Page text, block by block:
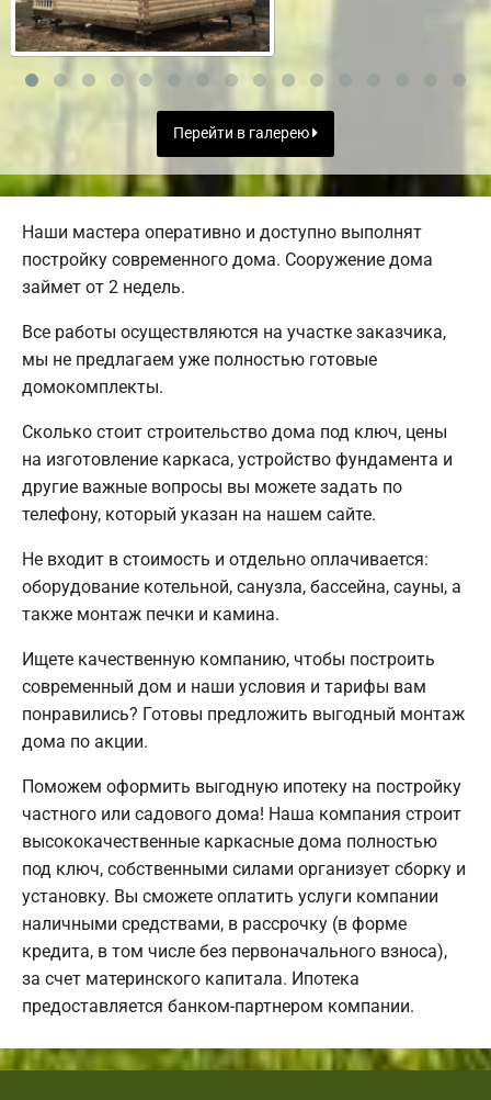
Перейти в галерею
Наши мастера оперативно и доступно выполнят
постройку современного дома. Сооружение дома
займет от 2 недель.
Все работы осуществляются на участке заказчика,
мы не предлагаем уже полностью готовые
домокомплекты.
Сколько стоит строительство дома под ключ, цены
на изготовление каркаса, устройство фундамента и
другие важные вопросы вы можете задать по
телефону, который указан на нашем сайте.
Не входит в стоимость и отдельно оплачивается:
оборудование котельной, санузла, бассейна, сауны, а
также монтаж печки и камина.
Ищете качественную компанию, чтобы построить
современный дом и наши условия и тарифы вам
понравились? Готовы предложить выгодный монтаж
дома по акции.
Поможем оформить выгодную ипотеку на постройку
частного или садового дома! Наша компания строит
высококачественные каркасные дома полностью
под ключ, собственными силами организует сборку и
установку. Вы сможете оплатить услуги компании
наличными средствами, в рассрочку (в форме
кредита, в том числе без первоначального взноса),
за счет материнского капитала. Ипотека
предоставляется банком-партнером компании.